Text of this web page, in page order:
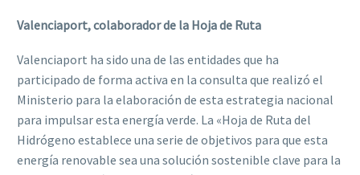
Valenciaport, colaborador de la Hoja de Ruta
Valenciaport ha sido una de las entidades que ha
participado de forma activa en la consulta que realizó el
Ministerio para la elaboración de esta estrategia nacional
para impulsar esta energía verde. La «Hoja de Ruta del
Hidrógeno establece una serie de objetivos para que esta
energía renovable sea una solución sostenible clave para la